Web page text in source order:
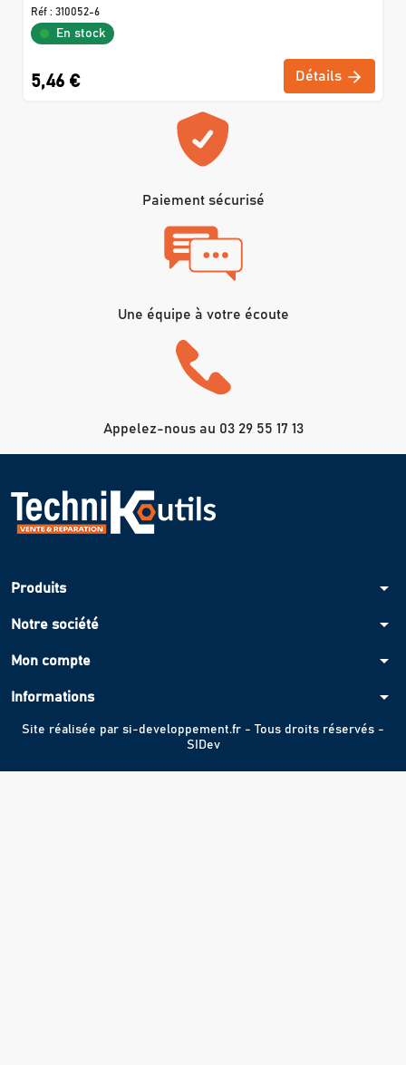
Réf : 310052-6
En stock
5,46 € Détails
Paiement sécurisé
Une équipe à votre écoute
Appelez-nous au 03 29 55 17 13
Produits arrow_drop_down
Notre société arrow_drop_down
Mon compte arrow_drop_down
Informations arrow_drop_down
Site réalisée par si-developpement.fr - Tous droits réservés -
SIDev